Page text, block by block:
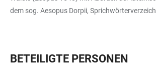
dem sog. Aesopus Dorpii,
BETEILIGTE PERSONEN